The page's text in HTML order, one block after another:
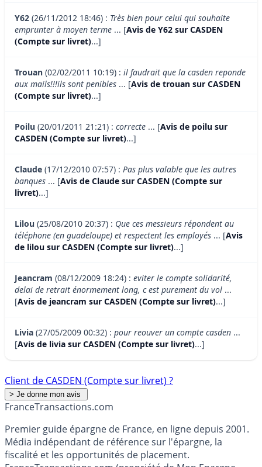
Y62 (26/11/2012 18:46) : Très bien pour celui qui souhaite
emprunter à moyen terme ... [Avis de Y62 sur CASDEN
(Compte sur livret)...]
Trouan (02/02/2011 10:19) : il faudrait que la casden reponde
aux mails!!!ils sont penibles ... [Avis de trouan sur CASDEN
(Compte sur livret)...]
Poilu (20/01/2011 21:21) : correcte ... [Avis de poilu sur
CASDEN (Compte sur livret)...]
Claude (17/12/2010 07:57) : Pas plus valable que les autres
banques ... [Avis de Claude sur CASDEN (Compte sur
livret)...]
Lilou (25/08/2010 20:37) : Que ces messieurs répondent au
téléphone (en guadeloupe) et respectent les employés ... [Avis
de lilou sur CASDEN (Compte sur livret)...]
Jeancram (08/12/2009 18:24) : eviter le compte solidarité,
delai de retrait énormement long, c est purement du vol ...
[Avis de jeancram sur CASDEN (Compte sur livret)...]
Livia (27/05/2009 00:32) : pour reouver un compte casden ...
[Avis de livia sur CASDEN (Compte sur livret)...]
Client de CASDEN (Compte sur livret) ?
FranceTransactions.com
Premier guide épargne de France, en ligne depuis 2001.
Média indépendant de référence sur l'épargne, la
fiscalité et les opportunités de placement.